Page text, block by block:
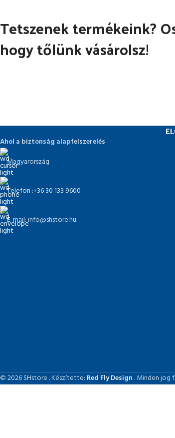
Tetszenek termékeink?
hogy tőlünk vásárolsz!
Ahol a biztonság alapfelszerelés
Magyarország
Telefon :+36 30 133 9600
E-mail: info@shstore.hu
© 2026 SHstore . Készítette: Red Fly Design . Minden jog